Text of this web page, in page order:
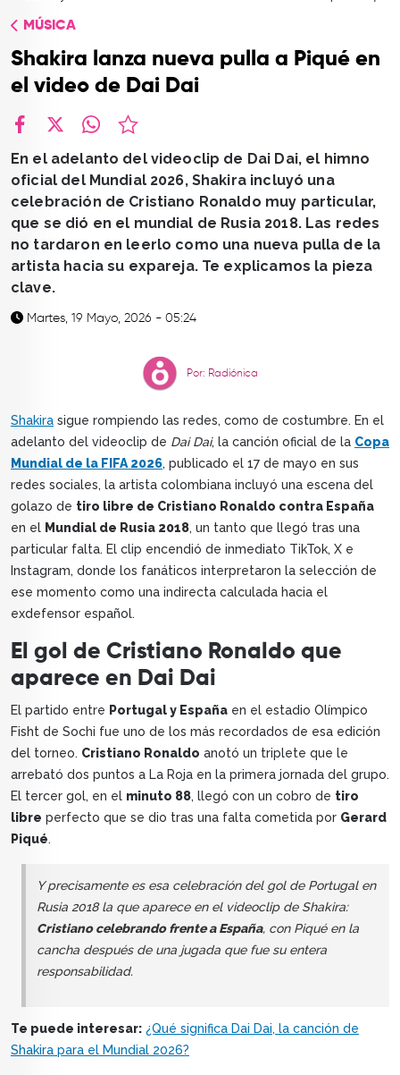
CONTACTO
MÚSICA
Shakira lanza nueva pulla a Piqué en
el video de Dai Dai
En el adelanto del videoclip de Dai Dai, el himno
oficial del Mundial 2026, Shakira incluyó una
celebración de Cristiano Ronaldo muy particular,
que se dió en el mundial de Rusia 2018. Las redes
no tardaron en leerlo como una nueva pulla de la
artista hacia su expareja. Te explicamos la pieza
clave.
Martes, 19 Mayo, 2026 - 05:24
Por: Radiónica
Shakira sigue rompiendo las redes, como de costumbre. En el
adelanto del videoclip de Dai Dai, la canción oficial de la Copa
Mundial de la FIFA 2026, publicado el 17 de mayo en sus
redes sociales, la artista colombiana incluyó una escena del
golazo de tiro libre de Cristiano Ronaldo contra España
en el Mundial de Rusia 2018, un tanto que llegó tras una
particular falta. El clip encendió de inmediato TikTok, X e
Instagram, donde los fanáticos interpretaron la selección de
ese momento como una indirecta calculada hacia el
exdefensor español.
El gol de Cristiano Ronaldo que
aparece en Dai Dai
El partido entre Portugal y España en el estadio Olímpico
Fisht de Sochi fue uno de los más recordados de esa edición
del torneo. Cristiano Ronaldo anotó un triplete que le
arrebató dos puntos a La Roja en la primera jornada del grupo.
El tercer gol, en el minuto 88, llegó con un cobro de tiro
libre perfecto que se dio tras una falta cometida por Gerard
Piqué.
Y precisamente es esa celebración del gol de Portugal en
Rusia 2018 la que aparece en el videoclip de Shakira:
Cristiano celebrando frente a España, con Piqué en la
cancha después de una jugada que fue su entera
responsabilidad.
Te puede interesar: ¿Qué significa Dai Dai, la canción de
Shakira para el Mundial 2026?